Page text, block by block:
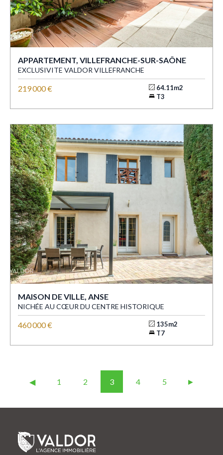
APPARTEMENT, VILLEFRANCHE-SUR-SAÔNE
EXCLUSIVITE VALDOR VILLEFRANCHE
219 000 €
64.11m2
T3
MAISON DE VILLE, ANSE
NICHÉE AU CŒUR DU CENTRE HISTORIQUE
460 000 €
135m2
T7
◀︎ 1 2 3 4 5 ►